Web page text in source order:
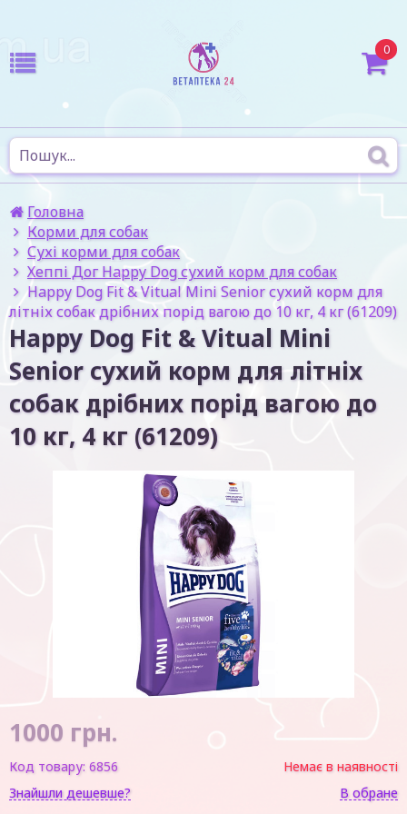
0
Головна
Корми для собак
Сухі корми для собак
Хеппі Дог Happy Dog сухий корм для собак
Happy Dog Fit & Vitual Mini Senior сухий корм для
літніх собак дрібних порід вагою до 10 кг, 4 кг (61209)
Happy Dog Fit & Vitual Mini
Senior сухий корм для літніх
собак дрібних порід вагою до
10 кг, 4 кг (61209)
1000 грн.
Код товару: 6856
Немає в наявності
Знайшли дешевше?
В обране